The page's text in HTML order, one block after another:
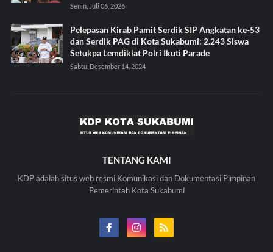
Senin, Juli 06, 2026
Pelepasan Kirab Pamit Serdik SIP Angkatan ke-53
dan Serdik PAG di Kota Sukabumi: 2.243 Siswa
Setukpa Lemdiklat Polri Ikuti Parade
Sabtu, Desember 14, 2024
TENTANG KAMI
KDP adalah situs web resmi Komunikasi dan Dokumentasi Pimpinan
Pemerintah Kota Sukabumi